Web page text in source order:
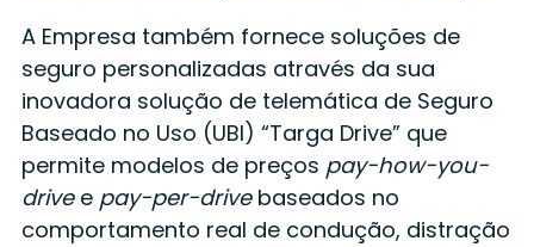
A Empresa também fornece soluções de
seguro personalizadas através da sua
inovadora solução de telemática de Seguro
Baseado no Uso (UBI) “Targa Drive” que
permite modelos de preços pay-how-you-
drivee pay-per-drivebaseados no
comportamento real de condução, distração